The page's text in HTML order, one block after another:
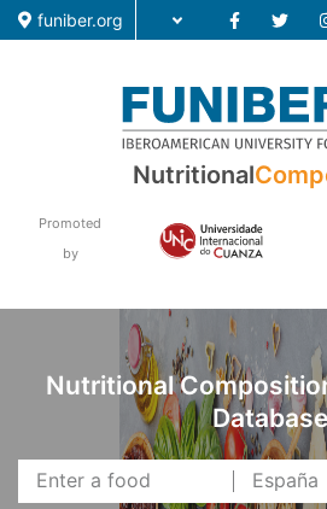
funiber.org
Food Composition
Academic Education
Research
News
Nutritional
Promoted
by
Nutritional
Database